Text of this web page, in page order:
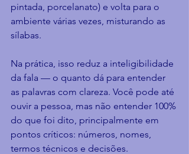
pintada, porcelanato) e volta para o
ambiente várias vezes, misturando as
sílabas.
Na prática, isso reduz a inteligibilidade
da fala — o quanto dá para entender
as palavras com clareza. Você pode até
ouvir a pessoa, mas não entender 100%
do que foi dito, principalmente em
pontos críticos: números, nomes,
termos técnicos e decisões.